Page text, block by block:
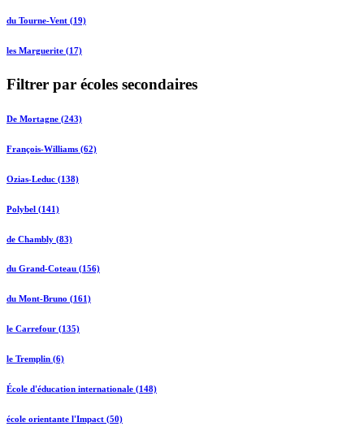
du Tourne-Vent (19)
les Marguerite (17)
Filtrer par écoles secondaires
De Mortagne (243)
François-Williams (62)
Ozias-Leduc (138)
Polybel (141)
de Chambly (83)
du Grand-Coteau (156)
du Mont-Bruno (161)
le Carrefour (135)
le Tremplin (6)
École d'éducation internationale (148)
école orientante l'Impact (50)